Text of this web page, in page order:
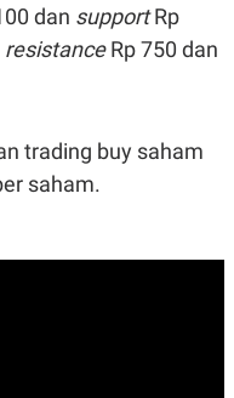
dan supportRp
resistanceRp 750 dan
trading buy saham
saham.